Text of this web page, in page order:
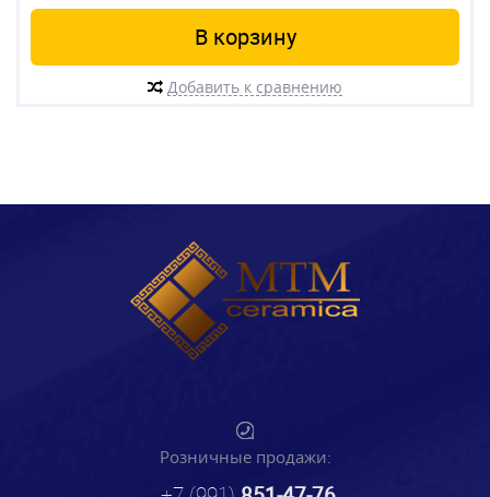
В корзину
Добавить к сравнению
Розничные продажи: